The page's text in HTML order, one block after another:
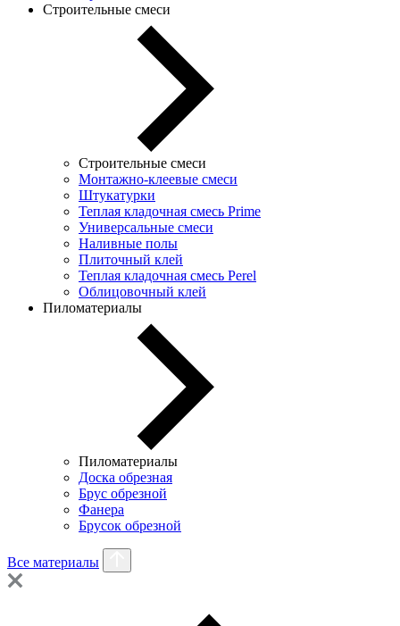
Строительные смеси
Строительные смеси
Монтажно-клеевые смеси
Штукатурки
Теплая кладочная смесь Prime
Универсальные смеси
Наливные полы
Плиточный клей
Теплая кладочная смесь Perel
Облицовочный клей
Пиломатериалы
Пиломатериалы
Доска обрезная
Брус обрезной
Фанера
Брусок обрезной
Все материалы